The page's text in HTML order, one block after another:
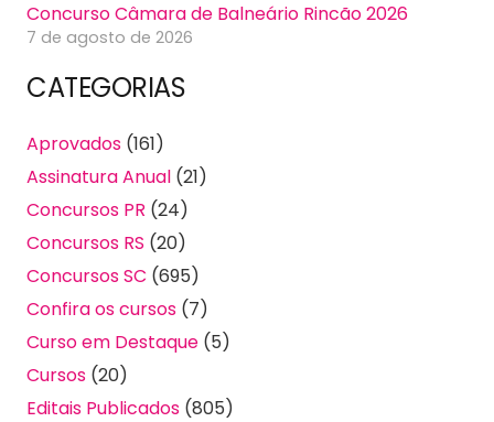
Concurso Câmara de Balneário Rincão 2026
7 de agosto de 2026
CATEGORIAS
Aprovados (161)
Assinatura Anual (21)
Concursos PR (24)
Concursos RS (20)
Concursos SC (695)
Confira os cursos (7)
Curso em Destaque (5)
Cursos (20)
Editais Publicados (805)